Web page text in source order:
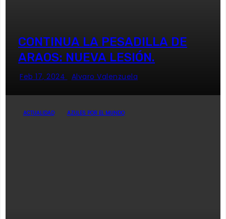
CONTINUA LA PESADILLA DE
ARAOS: NUEVA LESIÓN.
Feb 17, 2024 Alvaro Valenzuela
ACTUALIDAD AZULES POR EL MUNDO